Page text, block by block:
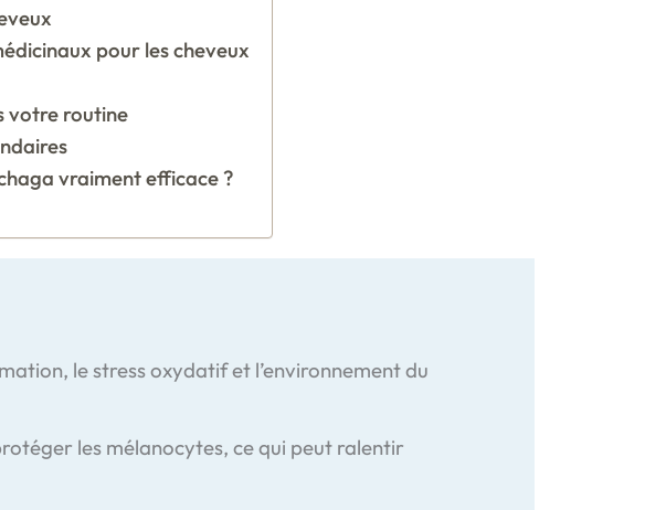
pour les cheveux
votre routine
vraiment efficace ?
le stress oxydatif et l’environnement du
les mélanocytes, ce qui peut ralentir